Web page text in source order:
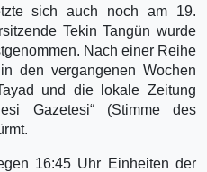
sich auch noch am 19.
Tekin Tangün wurde
Nach einer Reihe
den vergangenen Wochen
und die lokale Zeitung
Gazetesi“ (Stimme des
16:45 Uhr Einheiten der